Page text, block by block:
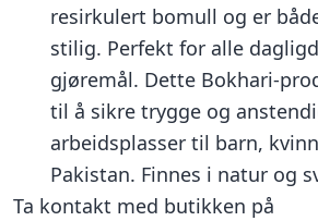
resirkulert bomull og er
stilig. Perfekt for alle
gjøremål. Dette Bokhari-
til å sikre trygge og
arbeidsplasser til barn,
Pakistan. Finnes i natur og
Ta kontakt med butikken på